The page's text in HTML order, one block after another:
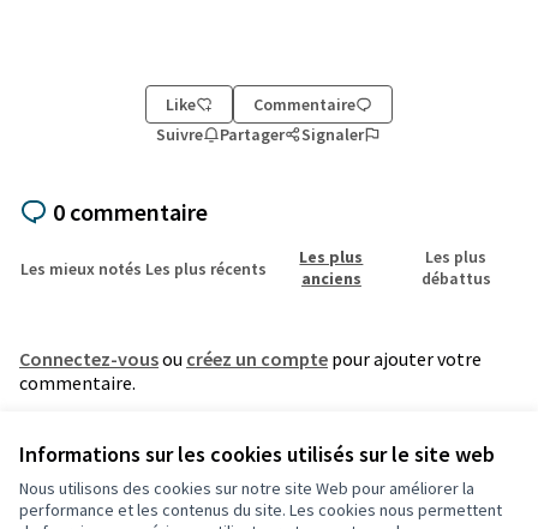
Informations sur les cookies utilisés sur le site web
Nous utilisons des cookies sur notre site Web pour améliorer la
performance et les contenus du site. Les cookies nous permettent
Like
Commentaire
Suivre
Partager Signaler
0 commentaire
Les mieux notés Les plus récents
Les plus
anciens
Les plus
débattus
Connectez-vousou créez un compte pour ajouter votre
commentaire.
Conditions d'utilisation
Paramètres des cookies